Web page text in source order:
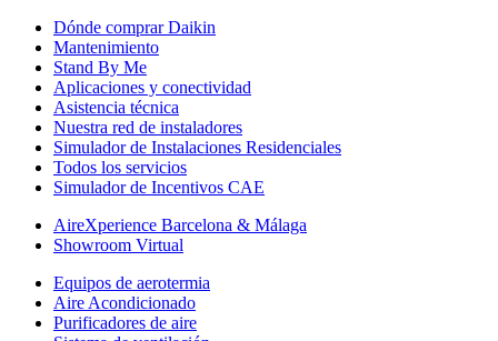
Dónde comprar Daikin
Mantenimiento
Stand By Me
Aplicaciones y conectividad
Asistencia técnica
Nuestra red de instaladores
Simulador de Instalaciones Residenciales
Todos los servicios
Simulador de Incentivos CAE
AireXperience Barcelona & Málaga
Showroom Virtual
Equipos de aerotermia
Aire Acondicionado
Purificadores de aire